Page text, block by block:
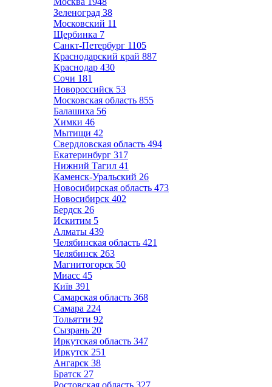
Зеленоград 38
Московский 11
Щербинка 7
Санкт-Петербург 1105
Краснодарский край 887
Краснодар 430
Сочи 181
Новороссийск 53
Московская область 855
Балашиха 56
Химки 46
Мытищи 42
Свердловская область 494
Екатеринбург 317
Нижний Тагил 41
Каменск-Уральский 26
Новосибирская область 473
Новосибирск 402
Бердск 26
Искитим 5
Алматы 439
Челябинская область 421
Челябинск 263
Магнитогорск 50
Миасс 45
Київ 391
Самарская область 368
Самара 224
Тольятти 92
Сызрань 20
Иркутская область 347
Иркутск 251
Ангарск 38
Братск 27
Ростовская область 327